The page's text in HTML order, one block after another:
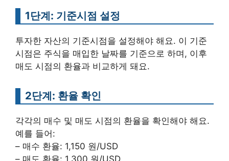
1단계: 기준시점 설정
투자한 자산의 기준시점을 설정해야 해요. 이 기준
시점은 주식을 매입한 날짜를 기준으로 하며, 이후
매도 시점의 환율과 비교하게 돼요.
2단계: 환율 확인
각각의 매수 및 매도 시점의 환율을 확인해야 해요.
예를 들어:
– 매수 환율: 1,150 원/USD
– 매도 환율: 1,300 원/USD